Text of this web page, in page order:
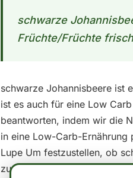
schwarze
Früchte/Früchte
schwarze Johannisbeere ist
ist es auch für eine Low
beantworten, indem wir die
in eine Low-Carb-Ernährung
Lupe Um festzustellen, ob
zunächst die Nährwerte pro